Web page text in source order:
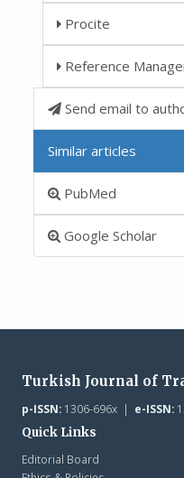
Procite
Reference
Send email to
Similar articles
PubMed
Google Scholar
Turkish Journal of
p-ISSN:1306-696x | e-ISSN:
Quick Links
Editorial Board